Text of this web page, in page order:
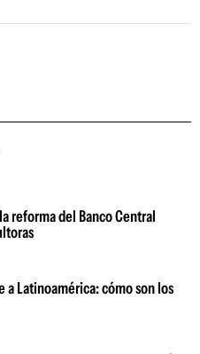
reforma del Banco Central
a Latinoamérica: cómo son los